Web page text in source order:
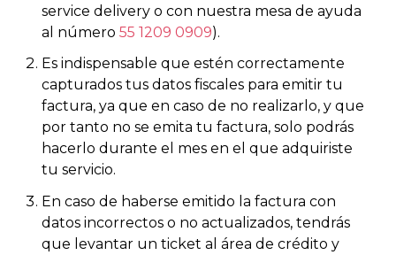
service delivery o con nuestra mesa de ayuda
al número55 1209 0909).
Es indispensable que estén correctamente
capturados tus datos fiscales para emitir tu
factura, ya que en caso de no realizarlo, y que
por tanto no se emita tu factura, solo podrás
hacerlo durante el mes en el que adquiriste
tu servicio.
En caso de haberse emitido la factura con
datos incorrectos o no actualizados, tendrás
que levantar un ticket al área de crédito y